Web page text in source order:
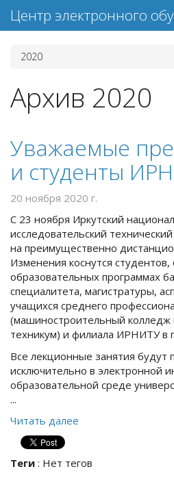
Центр электронного
2020
Архив 2020
Уважаемые
и студенты
20 ноября 2020 г.
С 23 ноября Иркутский
исследовательский
на преимущественно
Изменения коснутся
образовательных программах
специалитета, магистратуры,
учащихся среднего
(машиностроительный колледж
техникум) и филиала ИРНИТУ в
Все лекционные занятия будут
исключительно в электронной
образовательной среде
...
Читать далее
Теги : Нет тегов